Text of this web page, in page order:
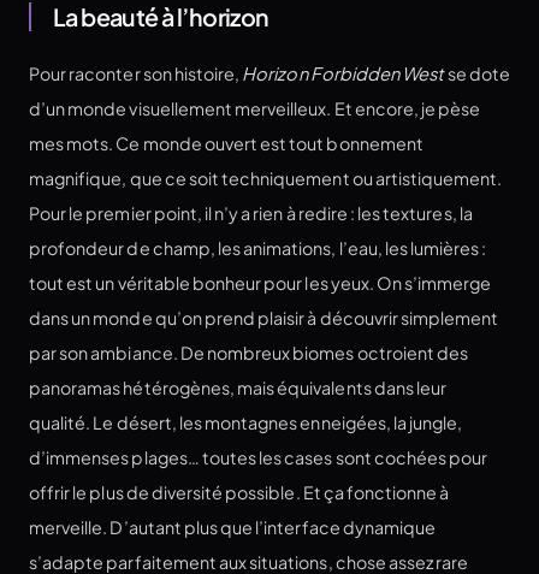
La beauté à l’horizon
Pour raconter son histoire, Horizon Forbidden Westse dote
d’un monde visuellement merveilleux. Et encore, je pèse
mes mots. Ce monde ouvert est tout bonnement
magnifique, que ce soit techniquement ou artistiquement.
Pour le premier point, il n’y a rien à redire : les textures, la
profondeur de champ, les animations, l’eau, les lumières :
tout est un véritable bonheur pour les yeux. On s’immerge
dans un monde qu’on prend plaisir à découvrir simplement
par son ambiance. De nombreux biomes octroient des
panoramas hétérogènes, mais équivalents dans leur
qualité. Le désert, les montagnes enneigées, la jungle,
d’immenses plages… toutes les cases sont cochées pour
offrir le plus de diversité possible. Et ça fonctionne à
merveille. D’autant plus que l’interface dynamique
s’adapte parfaitement aux situations, chose assez rare